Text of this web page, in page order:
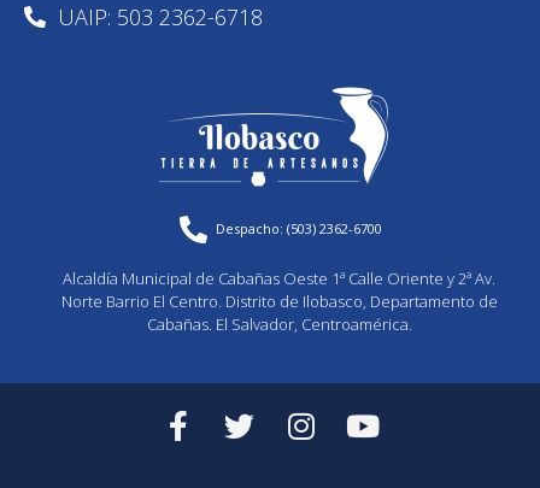
Despacho: (503) 2362-6700
Alcaldía Municipal de Cabañas Oeste 1ª Calle Oriente y 2ª Av.
Norte Barrio El Centro. Distrito de Ilobasco, Departamento de
Cabañas. El Salvador, Centroamérica.
UAIP: 503 2362-6718